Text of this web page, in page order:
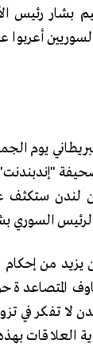
رئيس
السوريين
يوم
ستكثف
السوري
من إحكام
المتصاعدة
تفكر في
بهذه